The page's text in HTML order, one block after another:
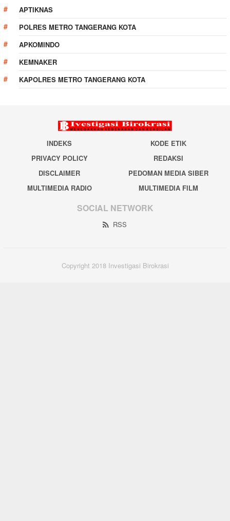
APTIKNAS
POLRES METRO TANGERANG KOTA
APKOMINDO
KEMNAKER
KAPOLRES METRO TANGERANG KOTA
INDEKS
KODE ETIK
PRIVACY POLICY
REDAKSI
DISCLAIMER
PEDOMAN MEDIA SIBER
MULTIMEDIA RADIO
MULTIMEDIA FILM
SOCIAL NETWORK
RSS
Copyright 2018 Investigasi Birokrasi